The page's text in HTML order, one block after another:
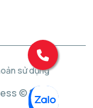
sử dụng
© 2025